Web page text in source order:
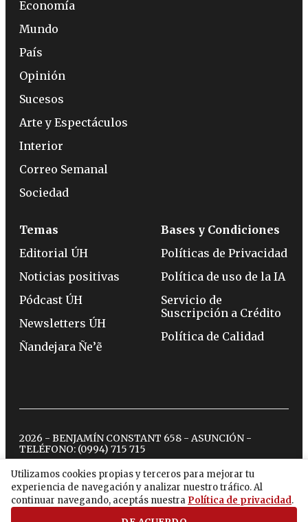
Utilizamos cookies propias y terceros para mejorar tu
experiencia de navegación y analizar nuestro tráfico. Al
continuar navegando, aceptás nuestra Política de privacidad.
Economía
Mundo
País
Opinión
Sucesos
Arte y Espectáculos
Interior
Correo Semanal
Sociedad
Temas
Editorial ÚH
Noticias positivas
Pódcast ÚH
Newsletters ÚH
Ñandejara Ñe’ẽ
Bases y Condiciones
Políticas de Privacidad
Política de uso de la IA
Servicio de
Suscripción a Crédito
Política de Calidad
2026 - BENJAMÍN CONSTANT 658 - ASUNCIÓN -
TELÉFONO: (0994) 715 715
twitterinstagram
facebook
tiktokyoutubespotify